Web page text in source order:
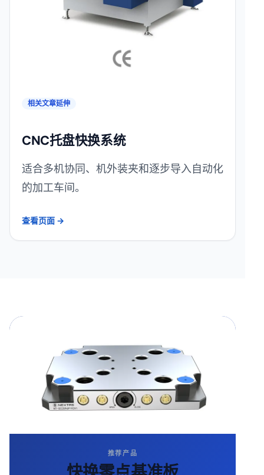
相关文章延伸
CNC托盘快换系统
适合多机协同、机外装夹和逐步导入自动化
的加工车间。
查看页面 →
推荐产品